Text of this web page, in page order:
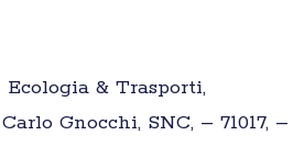
Ecologia & Trasporti,
Gnocchi, SNC, – 71017, –